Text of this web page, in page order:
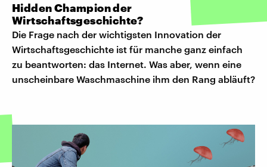
Hidden Champion der
Wirtschaftsgeschichte?
Die Frage nach der wichtigsten Innovation der
Wirtschaftsgeschichte ist für manche ganz einfach
zu beantworten: das Internet. Was aber, wenn eine
unscheinbare Waschmaschine ihm den Rang abläuft?